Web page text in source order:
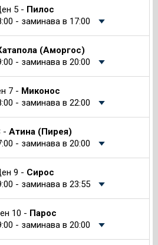
5 - Пилос
- заминава в 17:00
(Аморгос)
- заминава в 20:00
7 - Миконос
- заминава в 22:00
-Атина (Пирея)
- заминава в 20:00
9 - Сирос
- заминава в 23:55
10 - Парос
- заминава в 20:00